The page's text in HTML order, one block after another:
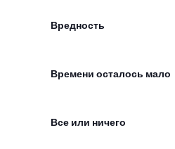
Вредность
Времени осталось мало
Все или ничего